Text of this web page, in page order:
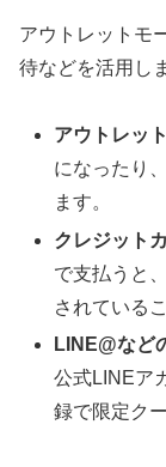
アウトレットモ
待などを活用し
アウトレッ
になったり
ます。
クレジット
で支払うと
されている
LINE@など
公式LINEア
録で限定ク